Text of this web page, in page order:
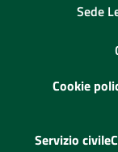
Sede
Cookie
Servizio civile